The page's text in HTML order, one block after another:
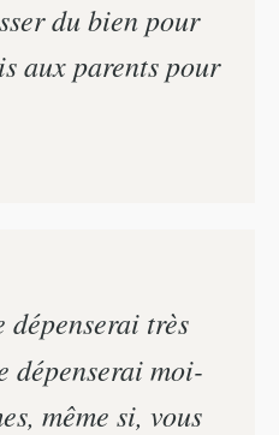
du bien pour
aux parents pour
très
dépenserai moi-
même si, vous